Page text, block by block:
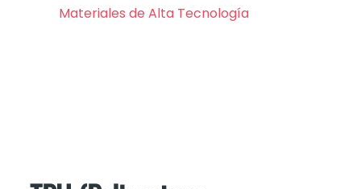
Materiales de Alta Tecnología